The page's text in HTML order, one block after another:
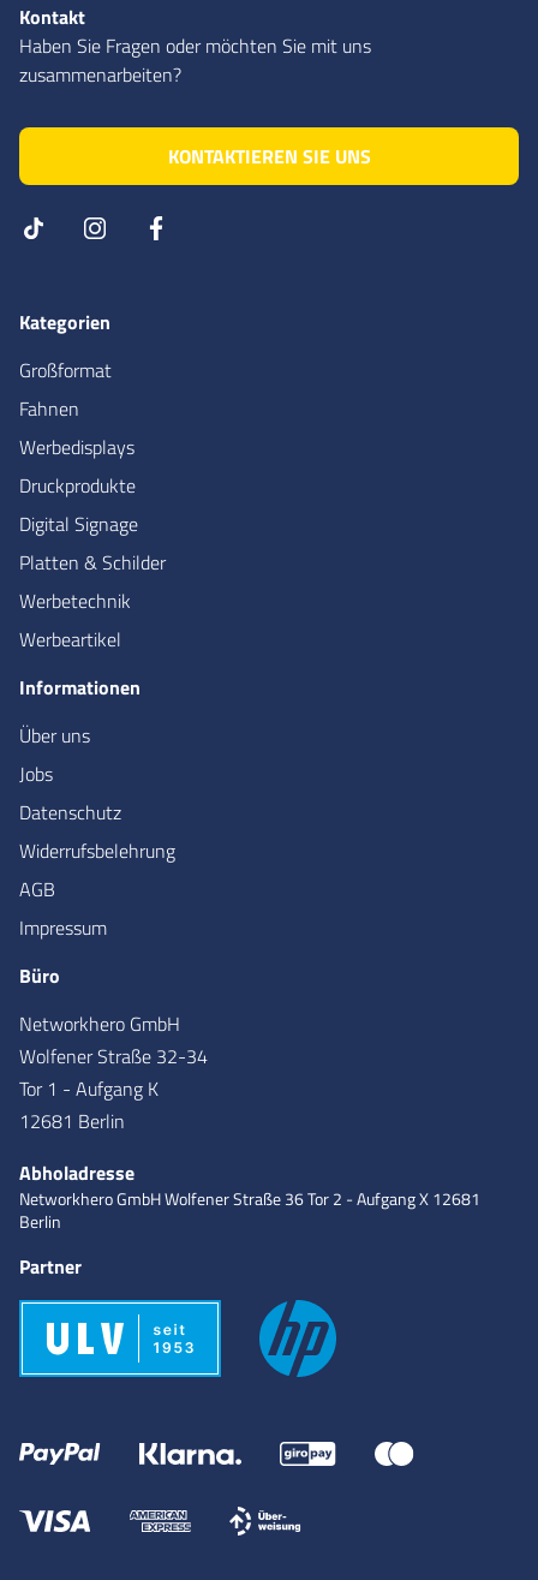
Kontakt
Haben Sie Fragen oder möchten Sie mit uns
zusammenarbeiten?
KONTAKTIEREN SIE UNS
Kategorien
Großformat
Fahnen
Werbedisplays
Druckprodukte
Digital Signage
Platten & Schilder
Werbetechnik
Werbeartikel
Informationen
Über uns
Jobs
Datenschutz
Widerrufsbelehrung
AGB
Impressum
Büro
Networkhero GmbH
Wolfener Straße 32-34
Tor 1 - Aufgang K
12681 Berlin
Abholadresse
Networkhero GmbHWolfener Straße 36Tor 2 - Aufgang X12681
Berlin
Partner